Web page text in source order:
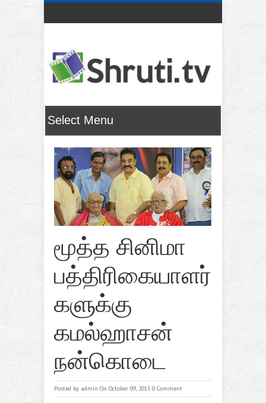
மூத்த சினிமா
பத்திரிகையாளர்
களுக்கு
கமல்ஹாசன்
நன்கொடை
Posted by admin On October 09, 2015 0 Comment